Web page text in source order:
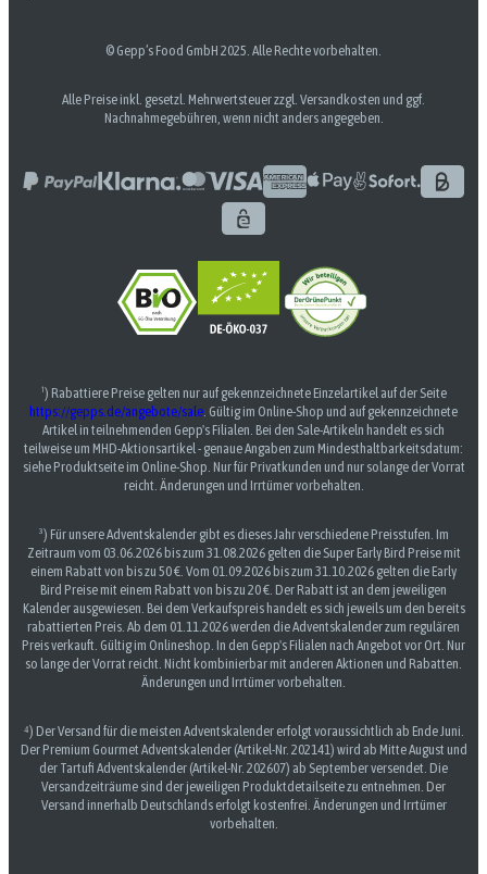
© Gepp’s Food GmbH 2025. Alle Rechte vorbehalten.
Alle Preise inkl. gesetzl. Mehrwertsteuer zzgl. Versandkosten und ggf.
Nachnahmegebühren, wenn nicht anders angegeben.
¹) Rabattiere Preise gelten nur auf gekennzeichnete Einzelartikel auf der Seite
https://gepps.de/angebote/sale. Gültig im Online-Shop und auf gekennzeichnete
Artikel in teilnehmenden Gepp's Filialen. Bei den Sale-Artikeln handelt es sich
teilweise um MHD-Aktionsartikel - genaue Angaben zum Mindesthaltbarkeitsdatum:
siehe Produktseite im Online-Shop. Nur für Privatkunden und nur solange der Vorrat
reicht. Änderungen und Irrtümer vorbehalten.
³) Für unsere Adventskalender gibt es dieses Jahr verschiedene Preisstufen. Im
Zeitraum vom 03.06.2026 bis zum 31.08.2026 gelten die Super Early Bird Preise mit
einem Rabatt von bis zu 50 €. Vom 01.09.2026 bis zum 31.10.2026 gelten die Early
Bird Preise mit einem Rabatt von bis zu 20 €. Der Rabatt ist an dem jeweiligen
Kalender ausgewiesen. Bei dem Verkaufspreis handelt es sich jeweils um den bereits
rabattierten Preis. Ab dem 01.11.2026 werden die Adventskalender zum regulären
Preis verkauft. Gültig im Onlineshop. In den Gepp's Filialen nach Angebot vor Ort. Nur
so lange der Vorrat reicht. Nicht kombinierbar mit anderen Aktionen und Rabatten.
Änderungen und Irrtümer vorbehalten.
⁴) Der Versand für die meisten Adventskalender erfolgt voraussichtlich ab Ende Juni.
Der Premium Gourmet Adventskalender (Artikel-Nr. 202141) wird ab Mitte August und
der Tartufi Adventskalender (Artikel-Nr. 202607) ab September versendet. Die
Versandzeiträume sind der jeweiligen Produktdetailseite zu entnehmen. Der
Versand innerhalb Deutschlands erfolgt kostenfrei. Änderungen und Irrtümer
vorbehalten.